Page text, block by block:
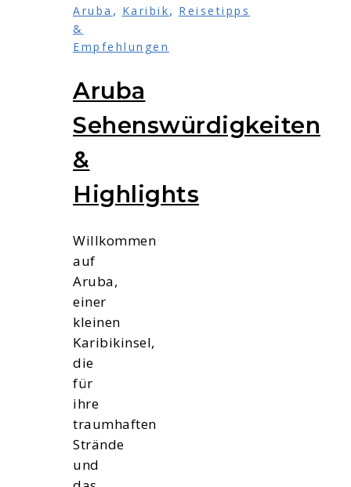
Aruba , Karibik, Reisetipps
&
Empfehlungen
Aruba
Sehenswürdigkeiten
&
Highlights
Willkommen
auf
Aruba,
einer
kleinen
Karibikinsel,
die
für
ihre
traumhaften
Strände
und